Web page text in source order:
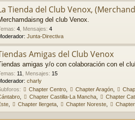
Tienda del Club Venox,
del club Venox.
: 4 Mensajes: 4
Junta-Directiva
Amigas del Club Venox
amigas y/o con colaboración con el
: 11 Mensajes: 15
charly
Chapter Centro, Chapter Aragón,
Chapter Castilla-La Mancha, Chapter
Chapter Ilergeta, Chapter Noreste,